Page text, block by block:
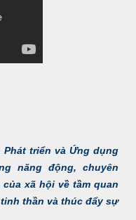
Phát triển và Ứng dụng
năng động, chuyên
xã hội về tầm quan
thần và thúc đẩy sự